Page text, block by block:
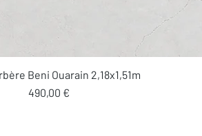
Aperçu rapide
Beni Ouarain 2,18x1,51m
Prix
490,00 €